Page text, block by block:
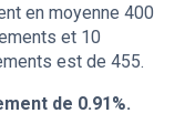
en moyenne 400
et 10
est de 455.
de 0.91%.